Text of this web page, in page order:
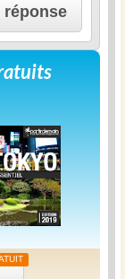
réponse